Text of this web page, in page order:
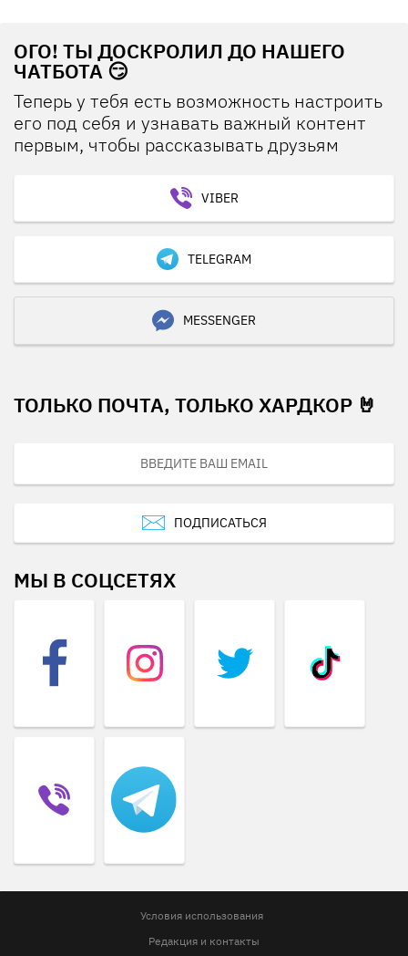
ОГО! ТЫ ДОСКРОЛИЛ ДО НАШЕГО
ЧАТБОТА 😏
Теперь у тебя есть возможность настроить
его под себя и узнавать важный контент
первым, чтобы рассказывать друзьям
VIBER
TELEGRAM
MESSENGER
ТОЛЬКО ПОЧТА, ТОЛЬКО ХАРДКОР 🤘
ПОДПИСАТЬСЯ
МЫ В СОЦСЕТЯХ
Условия использования
Редакция и контакты